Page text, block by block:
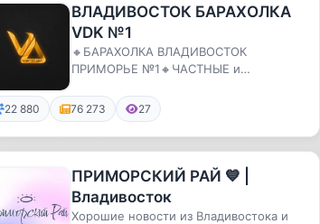
ВЛАДИВОСТОК БАРАХОЛКА
VDK №1
🔸БАРАХОЛКА ВЛАДИВОСТОК
ПРИМОРЬЕ №1🔸ЧАСТНЫЕ и
🔸СОТРУДНИЧЕСТВО и РЕКЛАМА
22 880 76 273 27
ПРИМОРСКИЙ РАЙ 💙 |
Владивосток
Хорошие новости из Владивостока и